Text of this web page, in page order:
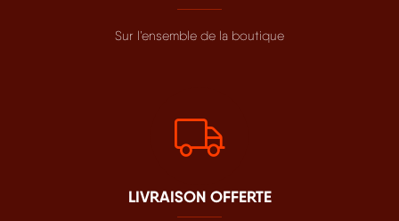
Sur l’ensemble de la boutique
LIVRAISON OFFERTE